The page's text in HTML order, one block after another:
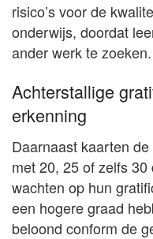
risico’s voor de
onderwijs, doordat
ander werk te zoeken.
Achterstallige
erkenning
Daarnaast kaarten
met 20, 25 of zelfs
wachten op hun
een hogere graad
beloond conform de